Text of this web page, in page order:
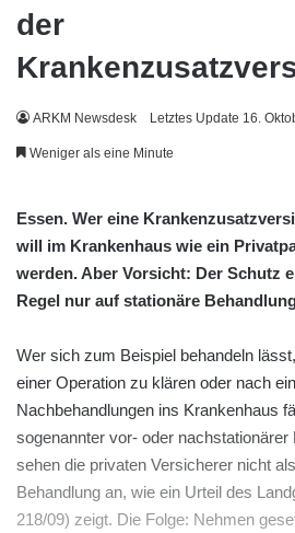
der
ARKM Newsdesk Letztes Update 16.
Weniger als eine Minute
Essen. Wer eine
will im Krankenhaus wie ein
werden. Aber Vorsicht: Der Schutz
Regel nur auf stationäre
Wer sich zum Beispiel behandeln
einer Operation zu klären oder nach
Nachbehandlungen ins Krankenhaus
sogenannter vor- oder nachstationärer
sehen die privaten Versicherer nicht
Behandlung an, wie ein Urteil des
218/09) zeigt. Die Folge: Nehmen